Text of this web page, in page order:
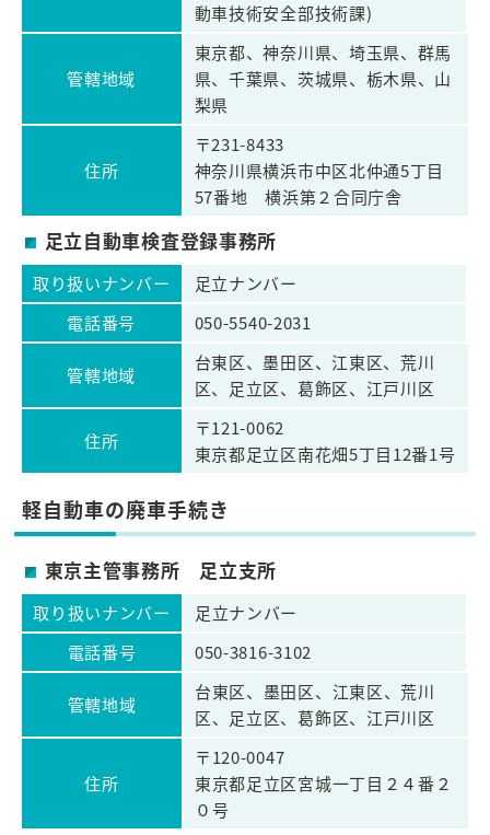
動車技術安全部技術課)
管轄地域
東京都、神奈川県、埼玉県、群馬
県、千葉県、茨城県、栃木県、山
梨県
住所
〒231-8433
神奈川県横浜市中区北仲通5丁目
57番地 横浜第２合同庁舎
足立自動車検査登録事務所
取り扱いナンバー
足立ナンバー
電話番号
050-5540-2031
管轄地域
台東区、墨田区、江東区、荒川
区、足立区、葛飾区、江戸川区
住所
〒121-0062
東京都足立区南花畑5丁目12番1号
軽自動車の廃車手続き
東京主管事務所 足立支所
取り扱いナンバー
足立ナンバー
電話番号
050-3816-3102
管轄地域
台東区、墨田区、江東区、荒川
区、足立区、葛飾区、江戸川区
住所
〒120-0047
東京都足立区宮城一丁目２４番２
０号